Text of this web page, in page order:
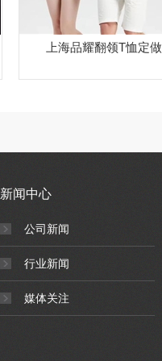
上海品耀翻领T恤定做
新闻中心
公司新闻
行业新闻
媒体关注